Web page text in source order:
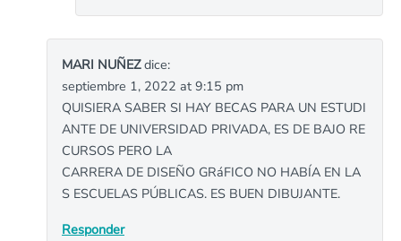
MARI NUÑEZdice:
septiembre 1, 2022 at 9:15 pm
QUISIERA SABER SI HAY BECAS PARA UN ESTUDI
ANTE DE UNIVERSIDAD PRIVADA, ES DE BAJO RE
CURSOS PERO LA
CARRERA DE DISEÑO GRáFICO NO HABÍA EN LA
S ESCUELAS PÚBLICAS. ES BUEN DIBUJANTE.
Responder